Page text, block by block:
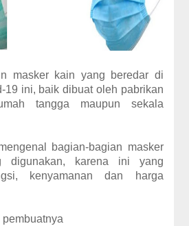
masker kain yang beredar di
19 ini, baik dibuat oleh pabrikan
tangga maupun sekala
bagian-bagian masker
digunakan, karena ini yang
kenyamanan dan harga